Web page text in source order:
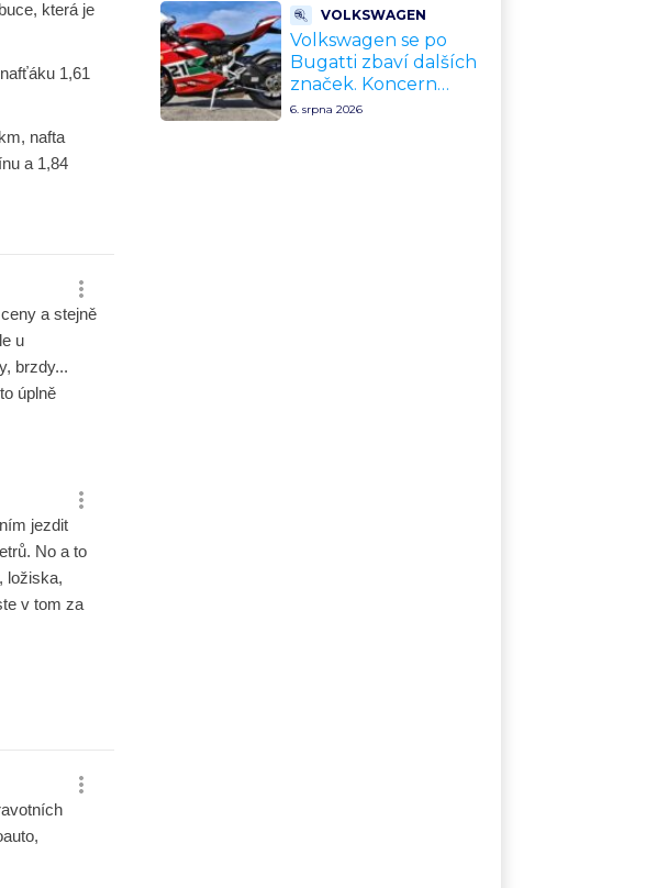
výhoda, velký
problém
VOLKSWAGEN
Volkswagen se po
Bugatti zbaví dalších
značek. Koncern
přiznal, že jeho dekády
6. srpna 2026